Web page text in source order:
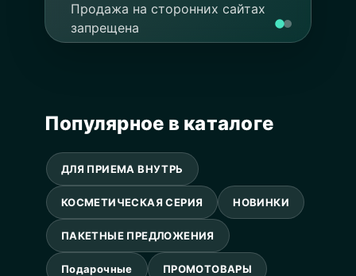
Продажа на сторонних сайтах
запрещена
Популярное в каталоге
ДЛЯ ПРИЕМА ВНУТРЬ
КОСМЕТИЧЕСКАЯ СЕРИЯ НОВИНКИ
ПАКЕТНЫЕ ПРЕДЛОЖЕНИЯ
Подарочные ПРОМОТОВАРЫ